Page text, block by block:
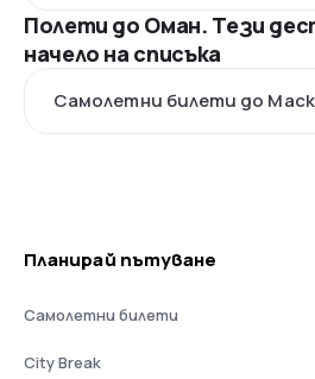
Полети до Оман. Тези
начело на списъка
Самолетни билети до
Планирай пътуване
Самолетни билети
City Break